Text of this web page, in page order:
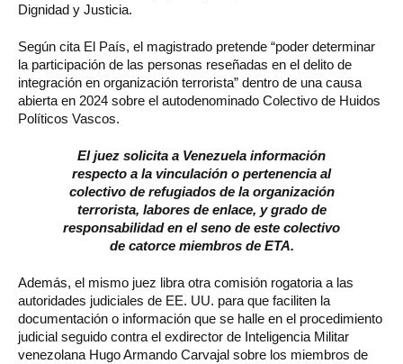
Dignidad y Justicia.
Según cita El País, el magistrado pretende “poder determinar
la participación de las personas reseñadas en el delito de
integración en organización terrorista” dentro de una causa
abierta en 2024 sobre el autodenominado Colectivo de Huidos
Políticos Vascos.
El juez solicita a Venezuela información
respecto a la vinculación o pertenencia al
colectivo de refugiados de la organización
terrorista, labores de enlace, y grado de
responsabilidad en el seno de este colectivo
de catorce miembros de ETA.
Además, el mismo juez libra otra comisión rogatoria a las
autoridades judiciales de EE. UU. para que faciliten la
documentación o información que se halle en el procedimiento
judicial seguido contra el exdirector de Inteligencia Militar
venezolana Hugo Armando Carvajal sobre los miembros de